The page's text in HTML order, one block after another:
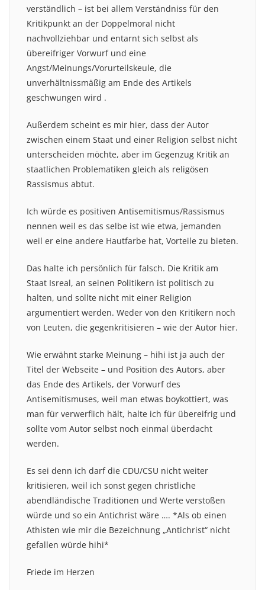
verständlich – ist bei allem Verständniss für den
Kritikpunkt an der Doppelmoral nicht
nachvollziehbar und entarnt sich selbst als
übereifriger Vorwurf und eine
Angst/Meinungs/Vorurteilskeule, die
unverhältnissmäßig am Ende des Artikels
geschwungen wird .
Außerdem scheint es mir hier, dass der Autor
zwischen einem Staat und einer Religion selbst nicht
unterscheiden möchte, aber im Gegenzug Kritik an
staatlichen Problematiken gleich als religösen
Rassismus abtut.
Ich würde es positiven Antisemitismus/Rassismus
nennen weil es das selbe ist wie etwa, jemanden
weil er eine andere Hautfarbe hat, Vorteile zu bieten.
Das halte ich persönlich für falsch. Die Kritik am
Staat Isreal, an seinen Politikern ist politisch zu
halten, und sollte nicht mit einer Religion
argumentiert werden. Weder von den Kritikern noch
von Leuten, die gegenkritisieren – wie der Autor hier.
Wie erwähnt starke Meinung – hihi ist ja auch der
Titel der Webseite – und Position des Autors, aber
das Ende des Artikels, der Vorwurf des
Antisemitismuses, weil man etwas boykottiert, was
man für verwerflich hält, halte ich für übereifrig und
sollte vom Autor selbst noch einmal überdacht
werden.
Es sei denn ich darf die CDU/CSU nicht weiter
kritisieren, weil ich sonst gegen christliche
abendländische Traditionen und Werte verstoßen
würde und so ein Antichrist wäre …. *Als ob einen
Athisten wie mir die Bezeichnung „Antichrist“ nicht
gefallen würde hihi*
Friede im Herzen